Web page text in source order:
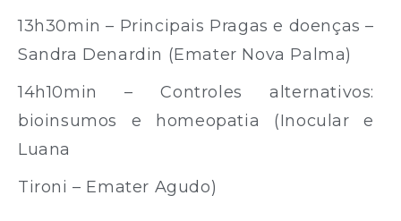
13h30min – Principais Pragas e doenças –
Sandra Denardin (Emater Nova Palma)
14h10min – Controles alternativos:
bioinsumos e homeopatia (Inocular e
Luana
Tironi – Emater Agudo)